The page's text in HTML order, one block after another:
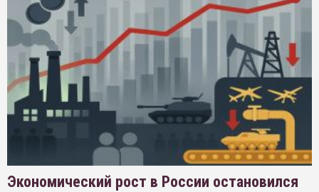
Экономический рост в России остановился